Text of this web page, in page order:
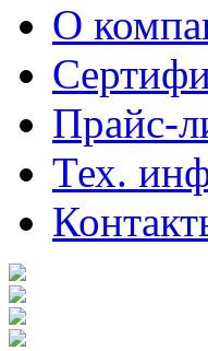
О
Прайс-
Тех.